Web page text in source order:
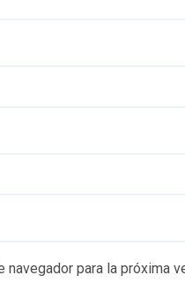
para la próxima